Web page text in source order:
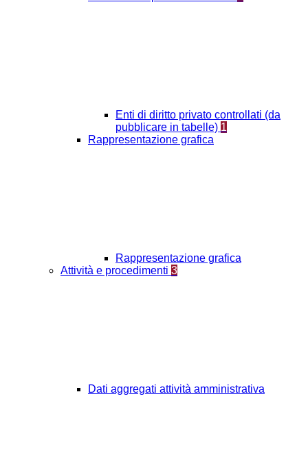
Enti di diritto privato controllati (da
pubblicare in tabelle) 1
Rappresentazione grafica
Rappresentazione grafica
Attività e procedimenti 3
Dati aggregati attività amministrativa